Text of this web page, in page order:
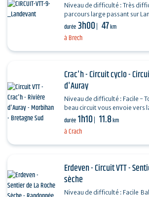
à Brech
Niveau de difficulté : Très
parcours large passant sur
Pluvigner, entre village,
durée 3h00 47km
à Crach
Crac'h - Circuit cyclo -
d'Auray
Niveau de difficulté : Facile - Toute
beau circuit vous envoie vers
un des sites remarquables de
durée 1h10 11.8km
Erdeven - Circuit VTT -
sèche
Niveau de difficulté : Facile